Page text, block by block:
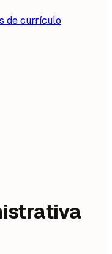
de currículo